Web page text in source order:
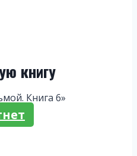
книгу
Книга 6»